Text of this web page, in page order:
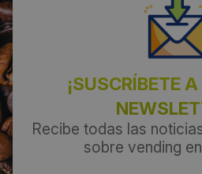
¡SUSCRÍBETE
Recibe todas las
sobre vending